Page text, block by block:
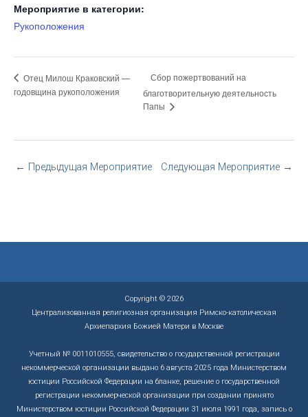
Мероприятие в категории:
Рукоположения
Отец Милош Краковский —
годовщина рукоположения
Сбор пожертвований на
благотворительную деятельность
Папы
← Предыдущая Мероприятие Следующая Мероприятие →
Copyright © 2026
Централизованная религиозная организация Римско-католическая
Архиепархия Божией Матери в Москве
Учетный № 0011010555, свидетельство о государственной регистрации
некоммерческой организации выдано 6 августа 2025 года Министерством
юстиции Российской Федерации на бланке, решение о государственной
регистрации некоммерческой организации при создании принято
Министерством юстиции Российской Федерации 31 июля 1991 года, запись о